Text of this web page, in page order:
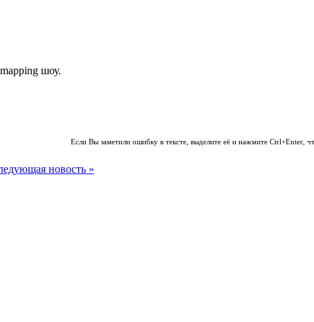
шоу.
Если Вы заметили ошибку в тексте, выделите её и нажмите Ctrl+Enter,
новость »